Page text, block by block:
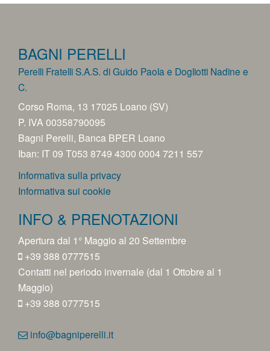
BAGNI PERELLI
Perelli Fratelli S.A.S. di Guido Paola e Dogliotti Nadine e
C.
Corso Roma, 13 17025 Loano (SV)
P. IVA 00358790095
Bagni Perelli, Banca BPER Loano
Iban: IT 09 T053 8749 4300 0004 7211 557
Informativa sulla privacy
Informativa sui cookie
INFO & PRENOTAZIONI
Apertura dal 1° Maggio al 20 Settembre
+39 388 0777515
Contatti nel periodo invernale (dal 1 Ottobre al 1
Maggio)
+39 388 0777515
info@bagniperelli.it